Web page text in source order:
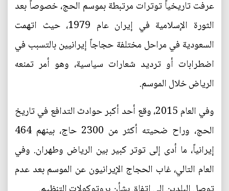
عرفت تاريخياً توترات مرتبطة بموسم الحج، خصوصاً بعد
الثورة الإسلامية في إيران عام 1979، حيث اتهمت
السعودية في مراحل مختلفة حجاجاً إيرانيين بالتسبب في
اضطرابات أو ترديد شعارات سياسية، وهو أمر تمنعه
الرياض خلال الموسم.
وفي العام 2015، وقع أحد أكبر حوادث التدافع في تاريخ
الحج، وراح ضحيته أكثر من 2300 حاج، بينهم 464
إيرانياً، ما أدى إلى توتر كبير بين الرياض وطهران. وفي
العام التالي، غاب الحجاج الإيرانيون عن الموسم بعد عدم